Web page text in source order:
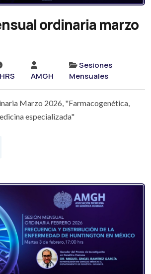
ordinaria marzo
AMGH
Sesiones
Mensuales
Marzo 2026, "Farmacogenética,
especializada"